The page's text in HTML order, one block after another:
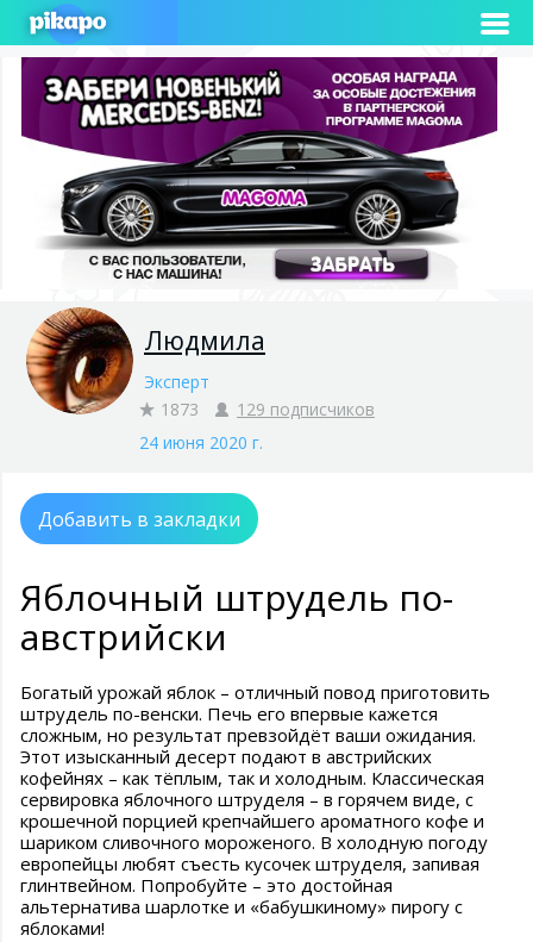
Людмила
Эксперт
1873
129 подписчиков
24 июня 2020 г.
Добавить в закладки
Яблочный штрудель по-
австрийски
Богатый урожай яблок – отличный повод приготовить
штрудель по-венски. Печь его впервые кажется
сложным, но результат превзойдёт ваши ожидания.
Этот изысканный десерт подают в австрийских
кофейнях – как тёплым, так и холодным. Классическая
сервировка яблочного штруделя – в горячем виде, с
крошечной порцией крепчайшего ароматного кофе и
шариком сливочного мороженого. В холодную погоду
европейцы любят съесть кусочек штруделя, запивая
глинтвейном. Попробуйте – это достойная
альтернатива шарлотке и «бабушкиному» пирогу с
яблоками!